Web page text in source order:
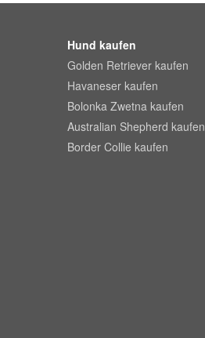
Hund kaufen
Golden Retriever kaufen
Havaneser kaufen
Bolonka Zwetna kaufen
Australian Shepherd kaufen
Border Collie kaufen